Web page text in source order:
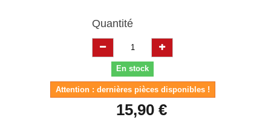
Quantité
En stock
Attention : dernières pièces disponibles !
15,90 €